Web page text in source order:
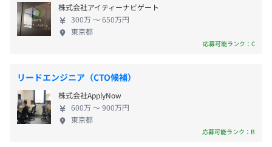
■評価について
上期1回・下期1回と年2回実施し、賞与・給与・昇格に正
当に反映されるクリアな制度となっています。
・通勤手当（月3万5千円まで）
・深夜勤務手当
・休日勤務手当
・職位手当
・出張手当
株式会社アイティーナビゲート
300万 〜 650万円
東京都
応募可能ランク：C
リードエンジニア（CTO候補）
株式会社ApplyNow
600万 〜 900万円
東京都
応募可能ランク：B